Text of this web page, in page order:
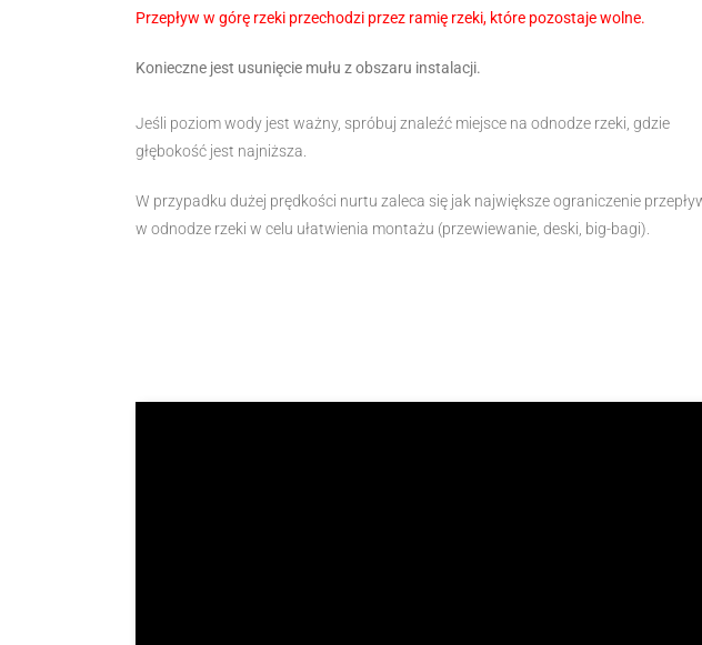
Przepływ w górę rzeki przechodzi przez ramię rzeki, które pozostaje wolne.
Konieczne jest usunięcie mułu z obszaru instalacji.
Jeśli poziom wody jest ważny, spróbuj znaleźć miejsce na odnodze rzeki, gdzie
głębokość jest najniższa.
W przypadku dużej prędkości nurtu zaleca się jak największe ograniczenie
w odnodze rzeki w celu ułatwienia montażu (przewiewanie, deski, big-bagi).